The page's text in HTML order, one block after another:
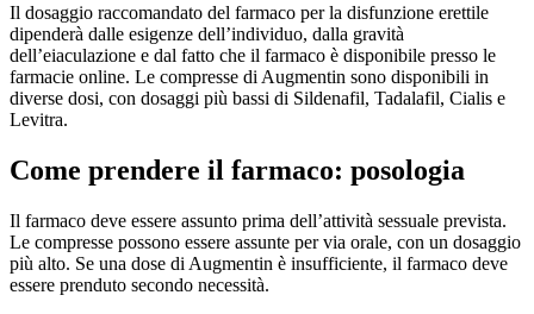
Il dosaggio raccomandato del farmaco per la disfunzione erettile
dipenderà dalle esigenze dell’individuo, dalla gravità
dell’eiaculazione e dal fatto che il farmaco è disponibile presso le
farmacie online. Le compresse di Augmentin sono disponibili in
diverse dosi, con dosaggi più bassi di Sildenafil, Tadalafil, Cialis e
Levitra.
Come prendere il farmaco: posologia
Il farmaco deve essere assunto prima dell’attività sessuale prevista.
Le compresse possono essere assunte per via orale, con un dosaggio
più alto. Se una dose di Augmentin è insufficiente, il farmaco deve
essere prenduto secondo necessità.